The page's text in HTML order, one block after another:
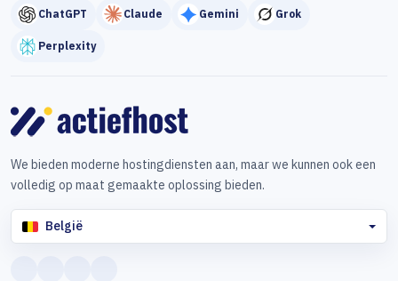
ChatGPT Claude Gemini Grok
Perplexity
We bieden moderne hostingdiensten aan, maar we kunnen ook een
volledig op maat gemaakte oplossing bieden.
België